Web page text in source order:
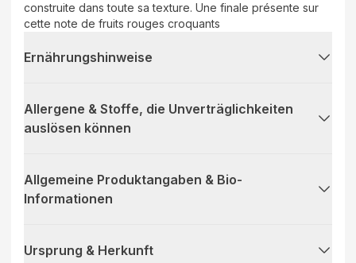
construite dans toute sa texture. Une finale présente sur
cette note de fruits rouges croquants
Ernährungshinweise
Allergene & Stoffe, die Unverträglichkeiten
auslösen können
Allgemeine Produktangaben & Bio-
Informationen
Ursprung & Herkunft